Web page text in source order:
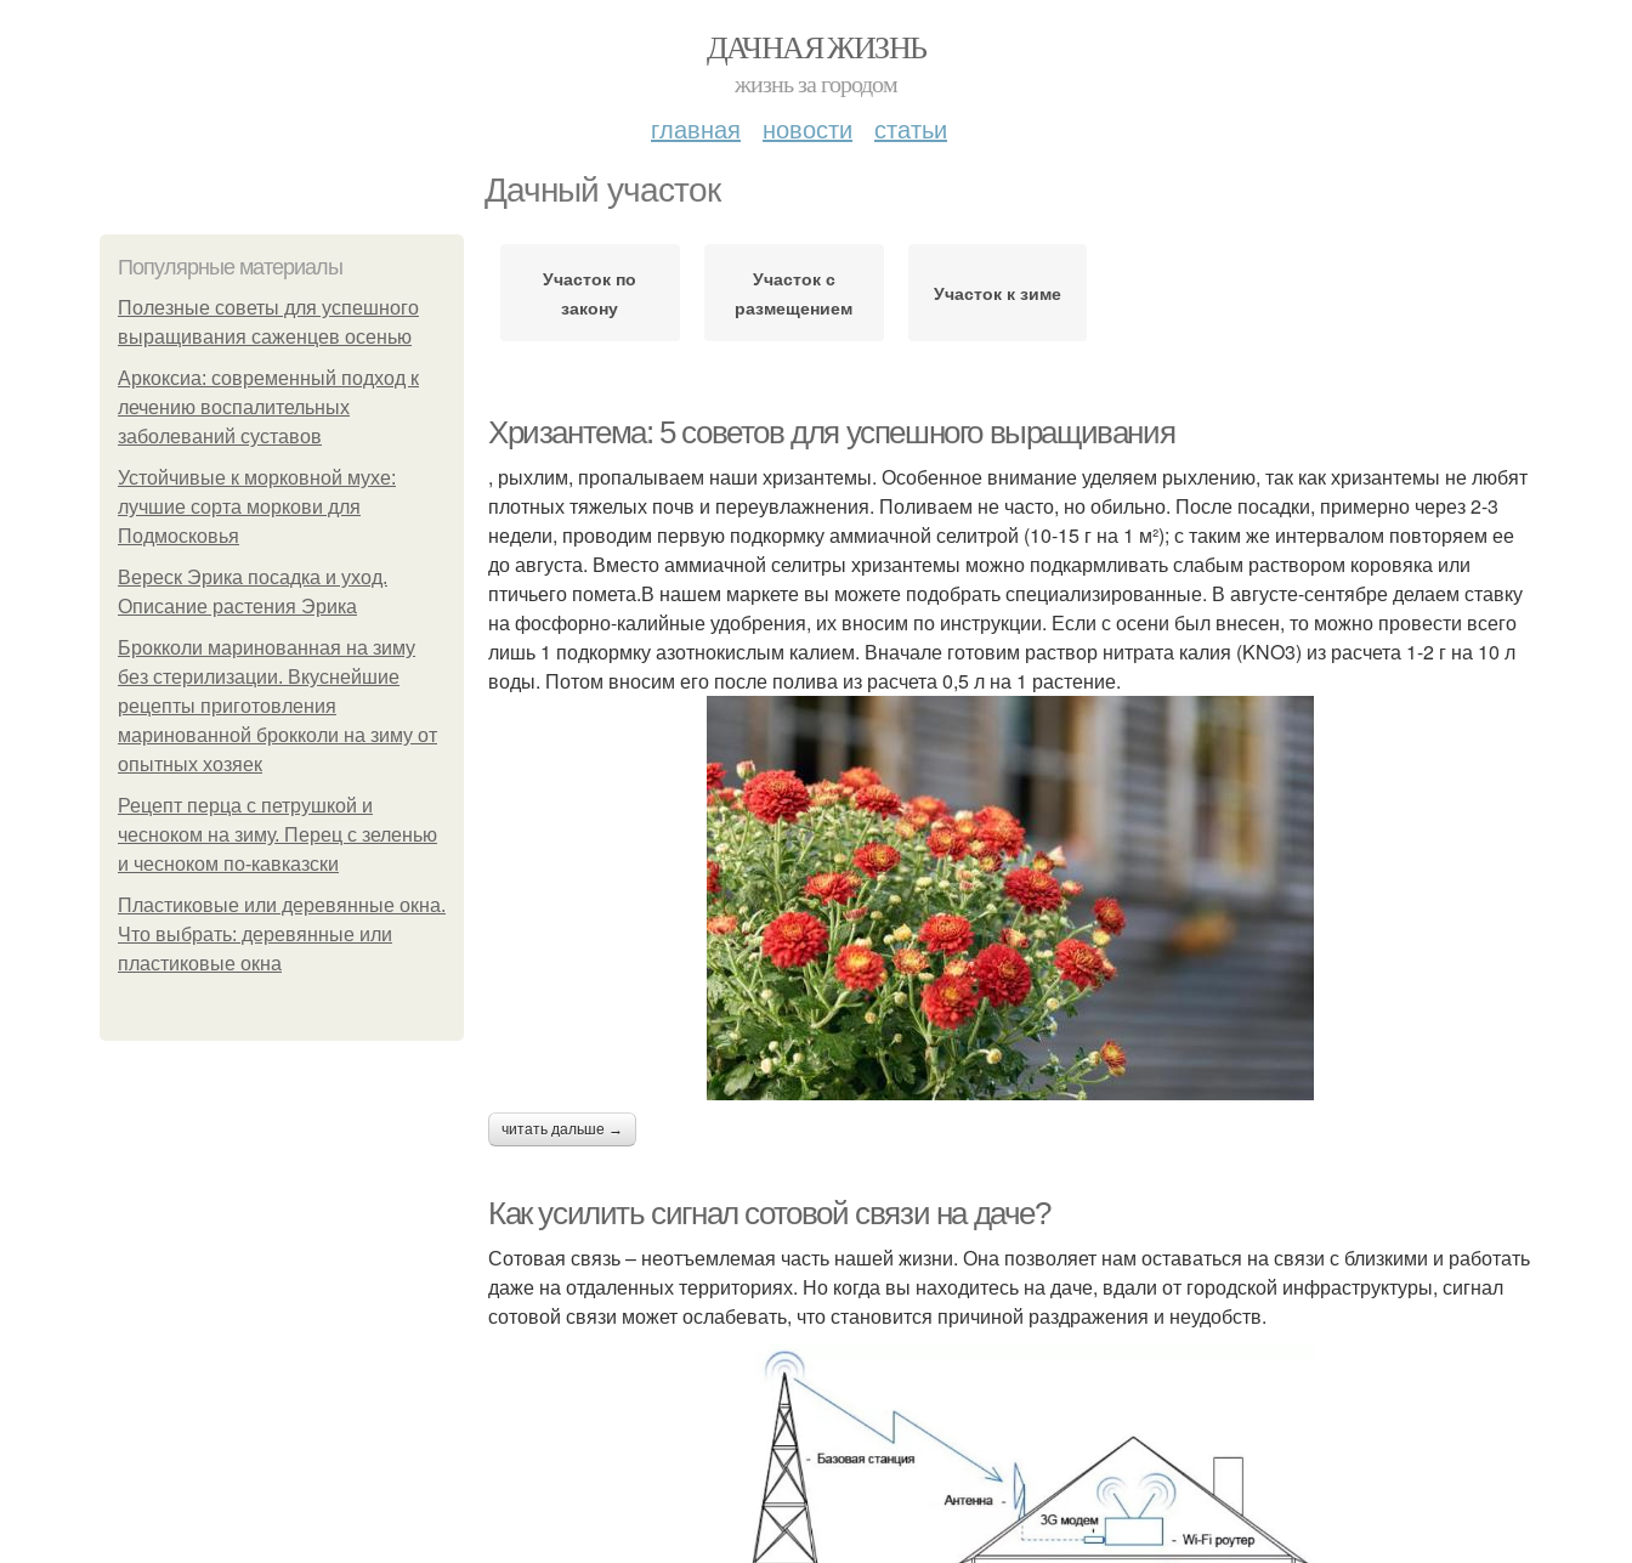
ДАЧНАЯ ЖИЗНЬ
жизнь за городом
главная новости статьи
Дачный участок
Популярные материалы
Полезные советы для успешного
выращивания саженцев осенью
Аркоксиа: современный подход к
лечению воспалительных
заболеваний суставов
Устойчивые к морковной мухе:
лучшие сорта моркови для
Подмосковья
Вереск Эрика посадка и уход.
Описание растения Эрика
Брокколи маринованная на зиму
без стерилизации. Вкуснейшие
рецепты приготовления
маринованной брокколи на зиму от
опытных хозяек
Рецепт перца с петрушкой и
чесноком на зиму. Перец с зеленью
и чесноком по-кавказски
Пластиковые или деревянные окна.
Что выбрать: деревянные или
пластиковые окна
Участок по
закону
Участок с
размещением
Участок к зиме
Хризантема: 5 советов для успешного выращивания
, рыхлим, пропалываем наши хризантемы. Особенное внимание уделяем рыхлению, так как хризантемы не любят
плотных тяжелых почв и переувлажнения. Поливаем не часто, но обильно. После посадки, примерно через 2-3
недели, проводим первую подкормку аммиачной селитрой (10-15 г на 1 м²); с таким же интервалом повторяем ее
до августа. Вместо аммиачной селитры хризантемы можно подкармливать слабым раствором коровяка или
птичьего помета.В нашем маркете вы можете подобрать специализированные. В августе-сентябре делаем ставку
на фосфорно-калийные удобрения, их вносим по инструкции. Если с осени был внесен, то можно провести всего
лишь 1 подкормку азотнокислым калием. Вначале готовим раствор нитрата калия (KNO3) из расчета 1-2 г на 10 л
воды. Потом вносим его после полива из расчета 0,5 л на 1 растение.
читать дальше →
Как усилить сигнал сотовой связи на даче?
Сотовая связь – неотъемлемая часть нашей жизни. Она позволяет нам оставаться на связи с близкими и работать
даже на отдаленных территориях. Но когда вы находитесь на даче, вдали от городской инфраструктуры, сигнал
сотовой связи может ослабевать, что становится причиной раздражения и неудобств.